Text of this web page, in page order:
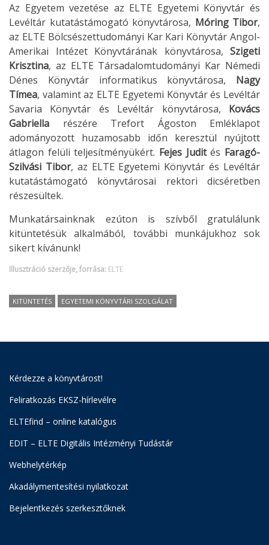
Az Egyetem vezetése az ELTE Egyetemi Könyvtár és
Levéltár kutatástámogató könyvtárosa, Móring Tibor,
az ELTE Bölcsészettudományi Kar Kari Könyvtár Angol-
Amerikai Intézet Könyvtárának könyvtárosa, Szigeti
Krisztina, az ELTE Társadalomtudományi Kar Némedi
Dénes Könyvtár informatikus könyvtárosa, Nagy
Tímea, valamint az ELTE Egyetemi Könyvtár és Levéltár
Savaria Könyvtár és Levéltár könyvtárosa, Kovács
Gabriella részére Trefort Ágoston Emléklapot
adományozott huzamosabb időn keresztül nyújtott
átlagon felüli teljesítményükért. Fejes Judités Faragó-
Szilvási Tibor, az ELTE Egyetemi Könyvtár és Levéltár
kutatástámogató könyvtárosai rektori dicséretben
részesültek.
Munkatársainknak ezúton is szívből gratulálunk
kitüntetésük alkalmából, további munkájukhoz sok
sikert kívánunk!
Illusztráció szerzője, forrása: ELTE
KITÜNTETÉS EGYETEMI KÖNYVTÁRI SZOLGÁLAT
Kérdezze a könyvtárost!
Feliratkozás EKSZ-hírlevélre
ELTEfind – online katalógus
EDIT – ELTE Digitális Intézményi Tudástár
Webhelytérkép
Akadálymentesítési nyilatkozat
Bejelentkezés szerkesztőknek